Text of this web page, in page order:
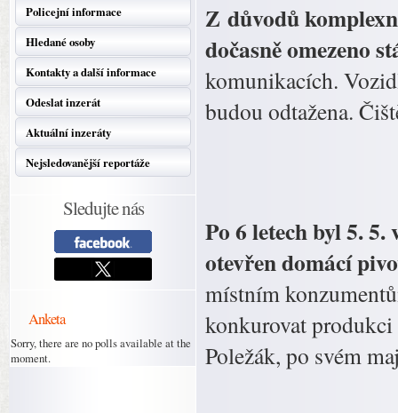
Policejní informace
Hledané osoby
Kontakty a další informace
Odeslat inzerát
Aktuální inzeráty
Nejsledovanější reportáže
Sledujte nás
Anketa
Sorry, there are no polls available at the
moment.
Z důvodů
dočasně omezeno
komunikacích.
budou odtažena.
Po 6 letech byl 5.
otevřen domácí
místním
konkurovat produkci
Poležák, po svém